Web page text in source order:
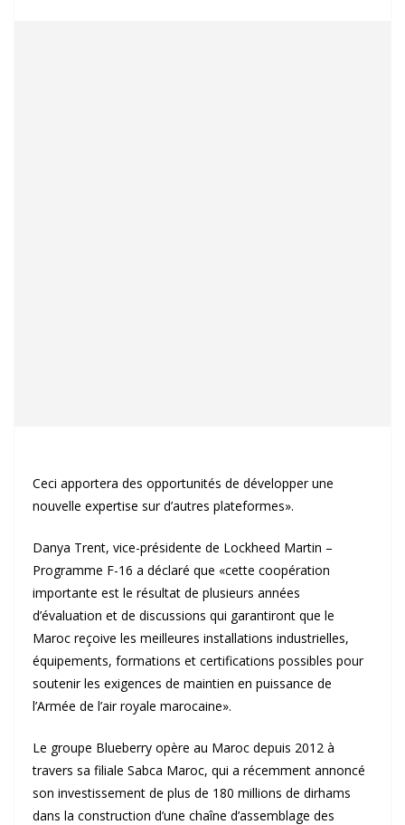
Ceci apportera des opportunités de développer une
nouvelle expertise sur d’autres plateformes».
Danya Trent, vice-présidente de Lockheed Martin –
Programme F-16 a déclaré que «cette coopération
importante est le résultat de plusieurs années
d’évaluation et de discussions qui garantiront que le
Maroc reçoive les meilleures installations industrielles,
équipements, formations et certifications possibles pour
soutenir les exigences de maintien en puissance de
l’Armée de l’air royale marocaine».
Le groupe Blueberry opère au Maroc depuis 2012 à
travers sa filiale Sabca Maroc, qui a récemment annoncé
son investissement de plus de 180 millions de dirhams
dans la construction d’une chaîne d’assemblage des